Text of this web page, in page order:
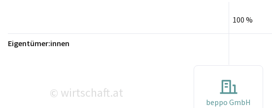
100 %
Eigentümer:innen
© wirtschaft.at
beppo GmbH